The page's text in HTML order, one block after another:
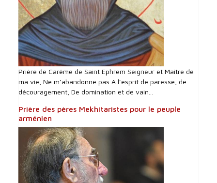
Prière de Carême de Saint Ephrem Seigneur et Maître de
ma vie, Ne m’abandonne pas A l’esprit de paresse, de
découragement, De domination et de vain...
Prière des pères Mekhitaristes pour le peuple
arménien